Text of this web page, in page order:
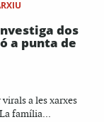
dos
a punta de
a les xarxes
família...